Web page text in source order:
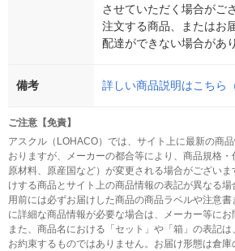
させていただく場合がご
注文する商品、またはお
配達ができない場合があ
備考 詳しい商品説明はこちら
ご注意【免責】
アスクル（LOHACO）では、サイト上に最新の商
おりますが、メーカーの都合等により、商品規格・
原材料、原産国など）が変更される場合がござい
けする商品とサイト上の商品情報の表記が異なる
用前には必ずお届けした商品の商品ラベルや注意
に詳細な商品情報が必要な場合は、メーカー等にお
また、商品名における「セット」や「箱」の表記
お約束するものではありません。お届け形態は倉